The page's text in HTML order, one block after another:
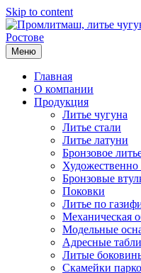
Skip to content
Меню
Главная
О компании
Продукция
Литье чугуна
Литье стали
Литье латуни
Бронзовое
Художественно
Бронзовые
Поковки
Литье по
Механическая
Модельные
Адресные
Литые
Скамейки